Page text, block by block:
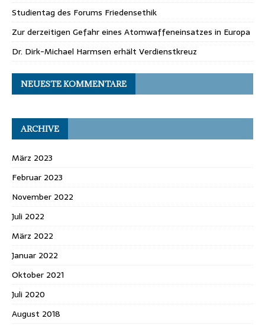
Studientag des Forums Friedensethik
Zur derzeitigen Gefahr eines Atomwaffeneinsatzes in Europa
Dr. Dirk-Michael Harmsen erhält Verdienstkreuz
NEUESTE KOMMENTARE
ARCHIVE
März 2023
Februar 2023
November 2022
Juli 2022
März 2022
Januar 2022
Oktober 2021
Juli 2020
August 2018